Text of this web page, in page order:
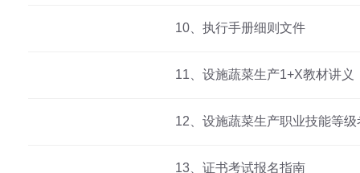
10、执行手册细则文件
11、设施蔬菜生产1+X教材讲义
12、设施蔬菜生产职业技能等
13、证书考试报名指南